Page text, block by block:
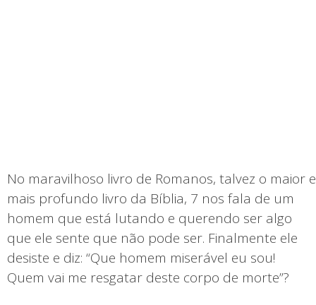
No maravilhoso livro de Romanos, talvez o maior e
mais profundo livro da Bíblia, 7 nos fala de um
homem que está lutando e querendo ser algo
que ele sente que não pode ser. Finalmente ele
desiste e diz: “Que homem miserável eu sou!
Quem vai me resgatar deste corpo de morte”?